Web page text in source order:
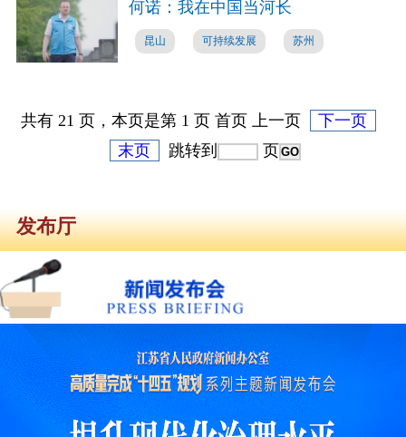
何诺：我在中国当河长
昆山 可持续发展 苏州
共有 21 页，本页是第 1 页 首页 上一页
下一页
末页
跳转到 页
发布厅